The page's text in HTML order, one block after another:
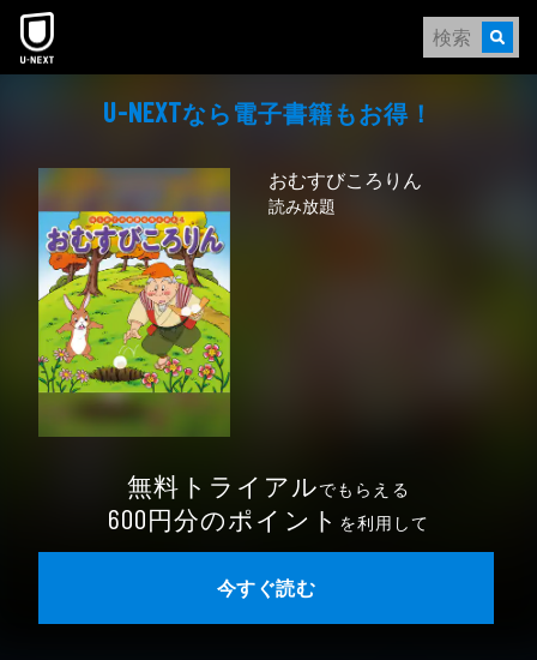
本文へスキップ
U-NEXTなら電⼦書籍もお得！
おむすびころりん
読み放題
無料トライアルでもらえる
600円分のポイント を利用して
今すぐ読む